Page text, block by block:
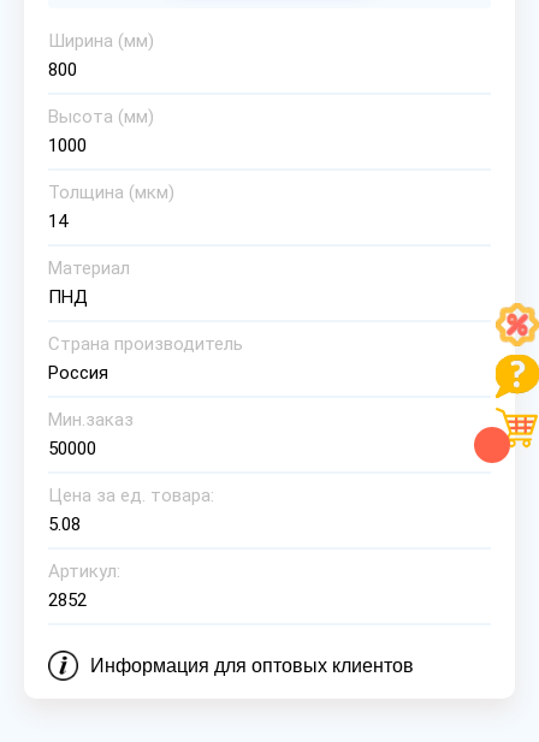
Ширина (мм)
800
Высота (мм)
1000
Толщина (мкм)
14
Материал
ПНД
Страна производитель
Россия
Мин.заказ
50000
Цена за ед. товара:
5.08
Артикул:
2852
Информация для оптовых клиентов